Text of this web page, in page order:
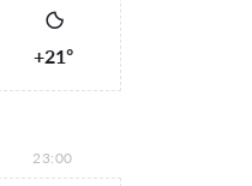
+21°
23:00